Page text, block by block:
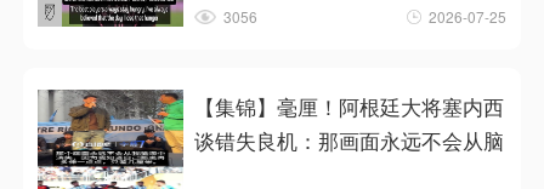
3056 2026-07-25
【集锦】毫厘！阿根廷大将塞内西
谈错失良机：那画面永远不会从脑